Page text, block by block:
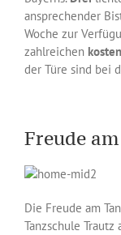
ansprechender
Woche zur
zahlreichen
der Türe sind bei
Freude
Die Freude am
Tanzschule